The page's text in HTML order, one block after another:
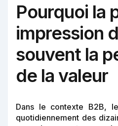
Pourquoi la
impression
souvent la
de la valeur
Dans le contexte B2B,
quotidiennement des